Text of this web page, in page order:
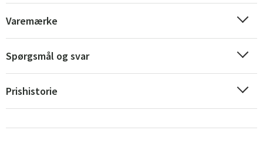
Varemærke
Spørgsmål og svar
Prishistorie